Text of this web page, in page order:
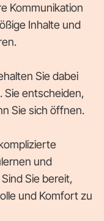
Kommunikation
Inhalte und
Sie dabei
Sie entscheiden,
Sie sich öffnen.
und
Sie bereit,
und Komfort zu